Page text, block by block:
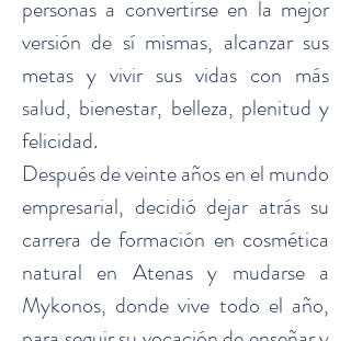
personas a convertirse en la mejor
versión de sí mismas, alcanzar sus
metas y vivir sus vidas con más
salud, bienestar, belleza, plenitud y
felicidad.
Después de veinte años en el mundo
empresarial, decidió dejar atrás su
carrera de formación en cosmética
natural en Atenas y mudarse a
Mykonos, donde vive todo el año,